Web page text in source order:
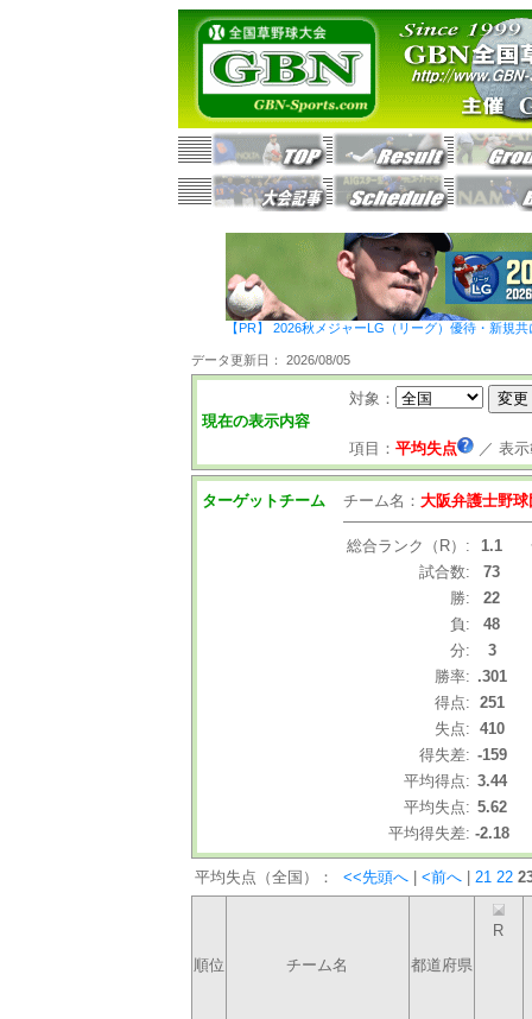
【PR】 2026秋メジャーLG（リーグ）優待・新規
データ更新日： 2026/08/05
現在の表示内容
対象：
項目： 平均失点 ／ 表
ターゲットチーム チーム名： 大阪弁護士野球
総合ランク（R）: 1.1
試合数:
73
勝:
22
負:
48
分:
3
勝率: .301
得点: 251
失点: 410
得失差: -159
平均得点: 3.44
平均失点: 5.62
平均得失差: -2.18
平均失点（全国）： <<先頭へ <前へ 21 22
順位 チーム名 都道府県
R